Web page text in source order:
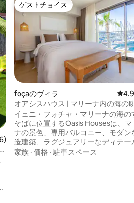
件、5つ星中4.91つ星の平均評価
ゲストチョイス
ゲストチョイス
foçaのヴィラ レビ
オアシスハウス | マリーナ内の海の
見えるヴィラ
イェニ・フォチャ・マリーナの海の
そばに位置するOasis Housesは、マ
ナの景色、専用バルコニー、モダン
造建築、ラグジュアリーなディテー
備えた、1ベッドルームの独立したロ
家族 · 価格 ·駐車スペース